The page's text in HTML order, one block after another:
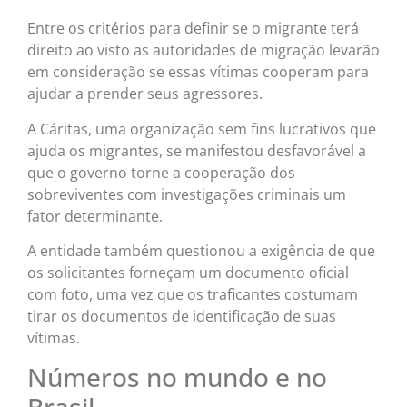
Entre os critérios para definir se o migrante terá
direito ao visto as autoridades de migração levarão
em consideração se essas vítimas cooperam para
ajudar a prender seus agressores.
A Cáritas, uma organização sem fins lucrativos que
ajuda os migrantes, se manifestou desfavorável a
que o governo torne a cooperação dos
sobreviventes com investigações criminais um
fator determinante.
A entidade também questionou a exigência de que
os solicitantes forneçam um documento oficial
com foto, uma vez que os traficantes costumam
tirar os documentos de identificação de suas
vítimas.
Números no mundo e no